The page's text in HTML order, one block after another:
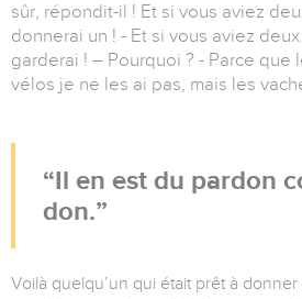
sûr, répondit-il ! Et si vous aviez
donnerai un ! - Et si vous aviez
garderai ! – Pourquoi ? - Parce que
vélos je ne les ai pas, mais les
Il en est du pardon
don.
Voilà quelqu’un qui était prêt à donner